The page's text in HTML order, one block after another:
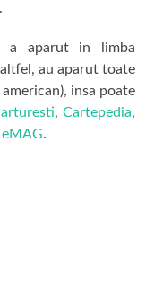
a aparut in limba
au aparut toate
insa poate
, Cartepedia,
eMAG.